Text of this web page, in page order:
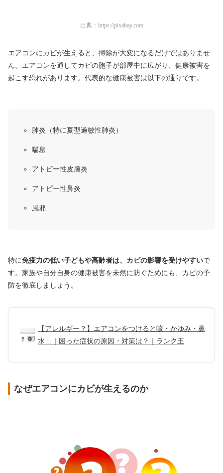
出典： https://pixabay.com
エアコンにカビが生えると、掃除が大変になるだけではありませ
ん。エアコンを通してカビの胞子が部屋中に広がり、健康被害を
起こす恐れがあります。代表的な健康被害は以下の通りです。
肺炎（特に 夏型過敏性肺炎 ）
喘息
アトピー性皮膚炎
アトピー性鼻炎
風邪
特に免疫力の低い子どもや高齢者は、カビの影響を受けやすいで
す。家族や自分自身の健康被害を未然に防ぐためにも、カビの予
防を徹底しましょう。
【アレルギー？】エアコンをつけると咳・かゆみ・鼻
水…｜困った症状の原因・対策は？｜ランク王
なぜエアコンにカビが生えるのか